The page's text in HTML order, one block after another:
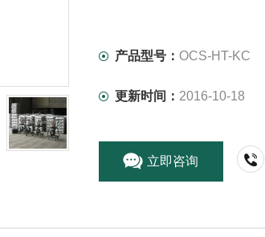
产品型号： OCS-HT-KC
更新时间： 2016-10-18
立即咨询